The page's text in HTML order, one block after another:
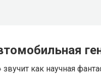
как научная